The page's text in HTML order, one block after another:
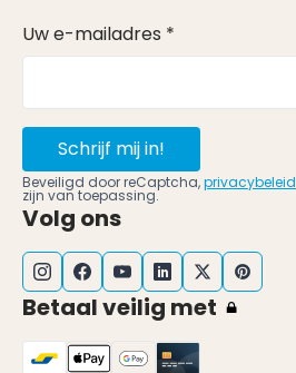
Uw e-mailadres *
Schrijf mij in!
Beveiligd door reCaptcha,privacybeleid
zijn van toepassing.
Volg ons
Betaal veilig met